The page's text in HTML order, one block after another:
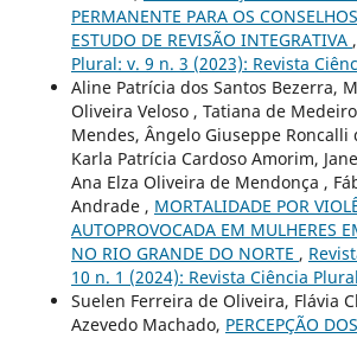
PERMANENTE PARA OS
ESTUDO DE REVISÃO INTEGRATIVA ,
Plural: v. 9 n. 3 (2023): Revista
Aline Patrícia dos Santos Bezerra,
Oliveira Veloso , Tatiana de
Mendes, Ângelo Giuseppe Roncalli
Karla Patrícia Cardoso Amorim,
Ana Elza Oliveira de Mendonça ,
Andrade , MORTALIDADE POR
AUTOPROVOCADA EM MULHERES
NO RIO GRANDE DO NORTE ,
10 n. 1 (2024): Revista Ciência Plural
Suelen Ferreira de Oliveira, Flávia
Azevedo Machado, PERCEPÇÃO